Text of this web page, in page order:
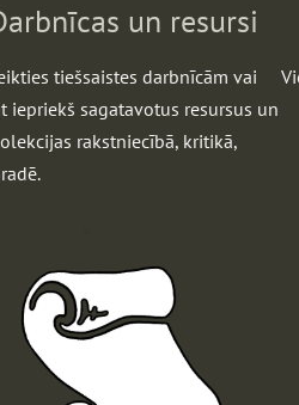
un resursi
tiešsaistes darbnīcām vai
iepriekš sagatavotus resursus un
rakstniecībā, kritikā,